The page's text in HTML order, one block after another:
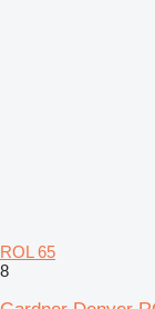
ROL 65
8